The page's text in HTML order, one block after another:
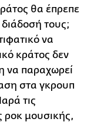
θα έπρεπε
τους;
να
κράτος δεν
να παραχωρεί
στα γκρουπ
τις
ροκ μουσικής,